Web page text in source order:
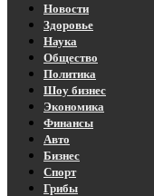
Новости
Здоровье
Наука
Общество
Политика
Шоу бизнес
Экономика
Финансы
Авто
Бизнес
Спорт
Грибы